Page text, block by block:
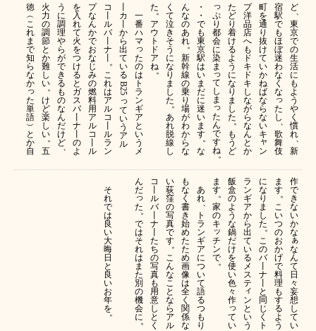
ど、
東
京
で
の
生
活
に
も
よ
う
や
く
慣
れ、
新
宿
駅
で
も
ほ
ぼ
迷
わ
な
く
な
っ
た
し、
歌
舞
伎
町
を
通
り
抜
け
て
い
か
ね
ば
な
ら
な
い
キ
ャ
ン
プ
洋
品
店
へ
も
ド
キ
ド
キ
し
な
が
ら
な
ん
と
か
た
ど
り
着
け
る
よ
う
に
な
り
ま
し
た。
も
う
ど
っ
ぷ
り
都
会
に
染
ま
っ
て
し
ま
っ
た
ん
で
す
ね。
・
・
で
も
東
京
駅
は
い
ま
だ
に
迷
い
ま
す。
な
ん
な
の
あ
れ。
新
幹
線
の
乗
り
場
が
わ
か
ら
な
く
て
泣
き
そ
う
に
な
り
ま
し
た。
あ
れ
脱
線
し
た。
ア
ウ
ト
ド
ア
ね。
一
番
ハ
マ
っ
た
の
は
ト
ラ
ン
ギ
ア
と
い
う
メ
カ
か
ら
出
て
い
る
B25
っ
て
い
う
ア
ル
コ
ル
バ
ナ
。
こ
れ
は
ア
ル
コ
ル
ラ
ン
プ
な
ん
か
で
お
な
じ
み
の
燃
料
用
ア
ル
コ
ル
を
入
れ
て
火
を
つ
け
る
と
ガ
ス
バ
ナ
の
よ
う
に
調
理
や
ら
が
で
き
る
も
の
な
ん
だ
け
ど、
火
力
の
調
節
と
か
難
し
い。
け
ど
楽
し
い。
五
徳
︵
こ
れ
ま
で
知
ら
な
か
っ
た
単
語
︶
と
か
自
作
で
き
な
い
か
な
ぁ
な
ん
て
日
々
妄
想
し
て
い
ま
す。
こ
い
つ
の
お
か
げ
で
料
理
も
す
る
よ
う
に
な
り
ま
し
た。
こ
の
バ
ナ
と
同
じ
く
ト
ラ
ン
ギ
ア
か
ら
出
て
い
る
メ
ス
テ
ィ
ン
と
い
う
飯
盒
の
よ
う
な
鍋
だ
け
を
使
い
色
々
作
っ
て
い
ま
す。
家
の
キ
ッ
チ
ン
で。
あ
れ、
ト
ラ
ン
ギ
ア
に
つ
い
て
語
る
つ
も
り
も
な
く
書
き
始
め
た
た
め
画
像
は
全
く
関
係
な
い
荻
窪
の
写
真
で
す。
こ
ん
な
こ
と
な
ら
ア
ル
コ
ル
バ
ナ
た
ち
の
写
真
も
用
意
し
と
く
ん
だ
っ
た。
で
は
そ
れ
は
ま
た
別
の
機
会
に。
そ
れ
で
は
良
い
大
晦
日
と
良
い
お
年
を。